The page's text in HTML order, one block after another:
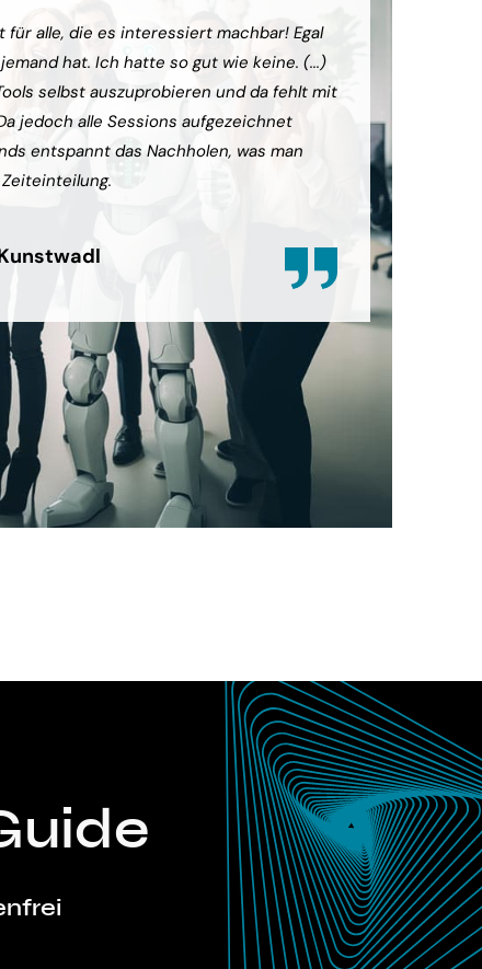
für alle, die es interessiert machbar! Egal
hat. Ich hatte so gut wie keine. (...)
selbst auszuprobieren und da fehlt mit
jedoch alle Sessions aufgezeichnet
entspannt das Nachholen, was man